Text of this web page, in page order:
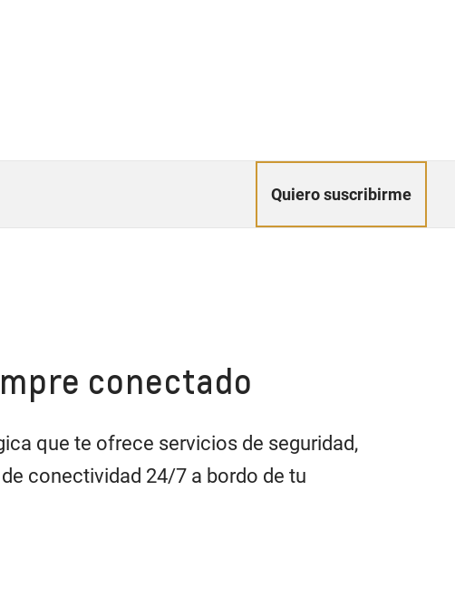
Quiero suscribirme
conectado
que te ofrece servicios de seguridad,
conectividad 24/7 a bordo de tu